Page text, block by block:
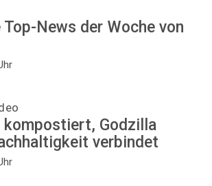
Top-News der Woche von
kompostiert, Godzilla
verbindet